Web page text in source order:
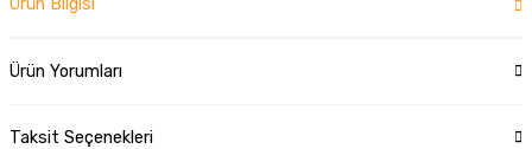
Ürün Bilgisi
Ürün Yorumları
Taksit Seçenekleri